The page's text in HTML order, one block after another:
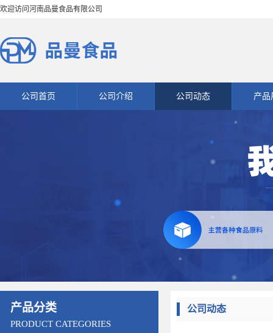
欢迎访问河南品曼食品有限公司
公司首页 公司介绍 公司动态 产品
产品分类
PRODUCT CATEGORIES
公司动态